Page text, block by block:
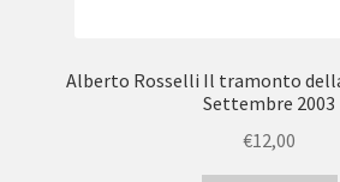
Alberto Rosselli Il tramonto
Settembre 2003
€12,00